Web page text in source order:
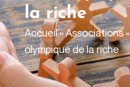
principalla riche
Accueil»Associations»
olympique de la riche